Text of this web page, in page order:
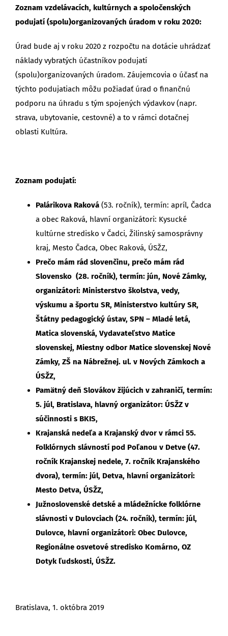
Zoznam vzdelávacích, kultúrnych a spoločenských
podujatí (spolu)organizovaných úradom v roku 2020:
Úrad bude aj v roku 2020 z rozpočtu na dotácie uhrádzať
náklady vybratých účastníkov podujatí
(spolu)organizovaných úradom. Záujemcovia o účasť na
týchto podujatiach môžu požiadať úrad o finančnú
podporu na úhradu s tým spojených výdavkov (napr.
strava, ubytovanie, cestovné) a to v rámci dotačnej
oblasti Kultúra.
Zoznam podujatí:
Palárikova Raková (53. ročník), termín: apríl, Čadca
a obec Raková, hlavní organizátori: Kysucké
kultúrne stredisko v Čadci, Žilinský samosprávny
kraj, Mesto Čadca, Obec Raková, ÚSŽZ,
Prečo mám rád slovenčinu, prečo mám rád
Slovensko (28. ročník), termín: jún, Nové Zámky,
organizátori: Ministerstvo školstva, vedy,
výskumu a športu SR, Ministerstvo kultúry SR,
Štátny pedagogický ústav, SPN – Mladé letá,
Matica slovenská, Vydavateľstvo Matice
slovenskej, Miestny odbor Matice slovenskej Nové
Zámky, ZŠ na Nábrežnej. ul. v Nových Zámkoch a
ÚSŽZ,
Pamätný deň Slovákov žijúcich v zahraničí, termín:
5. júl, Bratislava, hlavný organizátor: ÚSŽZ v
súčinnosti s BKIS,
Krajanská nedeľa a Krajanský dvor v rámci 55.
Folklórnych slávností pod Poľanou v Detve (47.
ročník Krajanskej nedele, 7. ročník Krajanského
dvora), termín: júl, Detva, hlavní organizátori:
Mesto Detva, ÚSŽZ,
Južnoslovenské detské a mládežnícke folklórne
slávnosti v Dulovciach (24. ročník), termín: júl,
Dulovce, hlavní organizátori: Obec Dulovce,
Regionálne osvetové stredisko Komárno, OZ
Dotyk ľudskosti, ÚSŽZ.
Bratislava, 1. októbra 2019